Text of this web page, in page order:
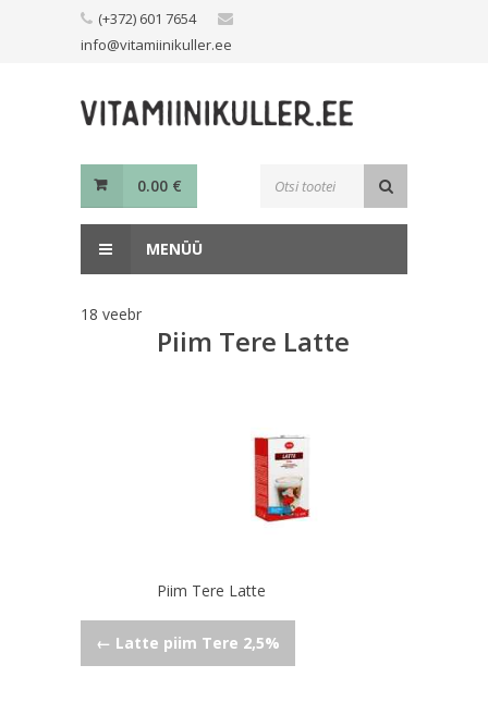
(+372) 601 7654
info@vitamiinikuller.ee
0.00 €
MENÜÜ
18 veebr
Piim Tere Latte
Piim Tere Latte
Navigeerimine
← Latte piim Tere 2,5%